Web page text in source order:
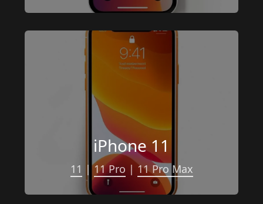
iPhone 11
11 | 11 Pro | 11 Pro Max